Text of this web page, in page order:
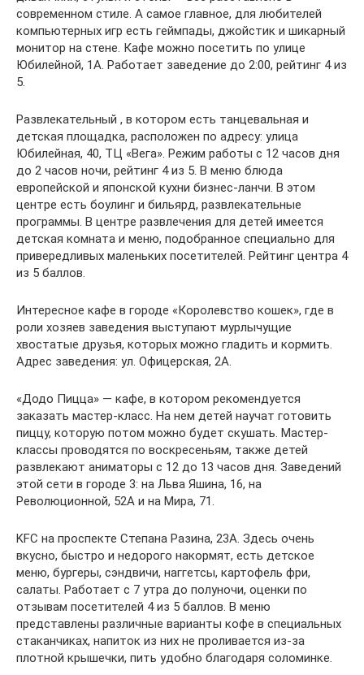
современном стиле. А самое главное, для любителей
компьютерных игр есть геймпады, джойстик и шикарный
монитор на стене. Кафе можно посетить по улице
Юбилейной, 1А. Работает заведение до 2:00, рейтинг 4 из
5.
Развлекательный , в котором есть танцевальная и
детская площадка, расположен по адресу: улица
Юбилейная, 40, ТЦ «Вега». Режим работы с 12 часов дня
до 2 часов ночи, рейтинг 4 из 5. В меню блюда
европейской и японской кухни бизнес-ланчи. В этом
центре есть боулинг и бильярд, развлекательные
программы. В центре развлечения для детей имеется
детская комната и меню, подобранное специально для
привередливых маленьких посетителей. Рейтинг центра 4
из 5 баллов.
Интересное кафе в городе «Королевство кошек», где в
роли хозяев заведения выступают мурлычущие
хвостатые друзья, которых можно гладить и кормить.
Адрес заведения: ул. Офицерская, 2А.
«Додо Пицца» — кафе, в котором рекомендуется
заказать мастер-класс. На нем детей научат готовить
пиццу, которую потом можно будет скушать. Мастер-
классы проводятся по воскресеньям, также детей
развлекают аниматоры с 12 до 13 часов дня. Заведений
этой сети в городе 3: на Льва Яшина, 16, на
Революционной, 52А и на Мира, 71.
KFC на проспекте Степана Разина, 23А. Здесь очень
вкусно, быстро и недорого накормят, есть детское
меню, бургеры, сэндвичи, наггетсы, картофель фри,
салаты. Работает с 7 утра до полуночи, оценки по
отзывам посетителей 4 из 5 баллов. В меню
представлены различные варианты кофе в специальных
стаканчиках, напиток из них не проливается из-за
плотной крышечки, пить удобно благодаря соломинке.